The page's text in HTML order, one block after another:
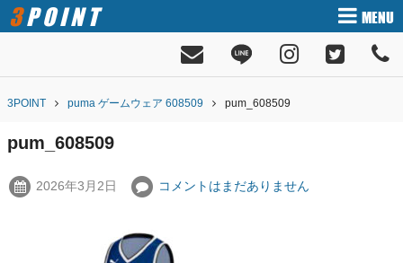
3POINT MENU
3POINT puma ゲームウェア 608509 pum_608509
pum_608509
2026年3月2日 コメントはまだありません